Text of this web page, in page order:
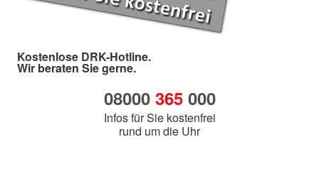
Kostenlose DRK-Hotline.
Wir beraten Sie gerne.
08000 365000
Infos für Sie kostenfrei
rund um die Uhr